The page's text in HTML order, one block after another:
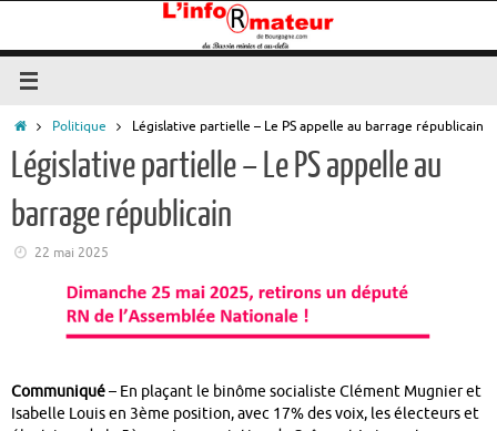
contenu
AccueilPolitique Législative partielle – Le PS appelle au barrage républicain
Législative partielle – Le PS appelle au
barrage républicain
22 mai 2025
Communiqué– En plaçant le binôme socialiste Clément Mugnier et
Isabelle Louis en 3ème position, avec 17% des voix, les électeurs et